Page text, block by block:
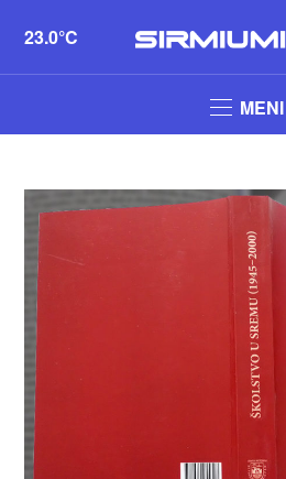
23.0°C
MENI